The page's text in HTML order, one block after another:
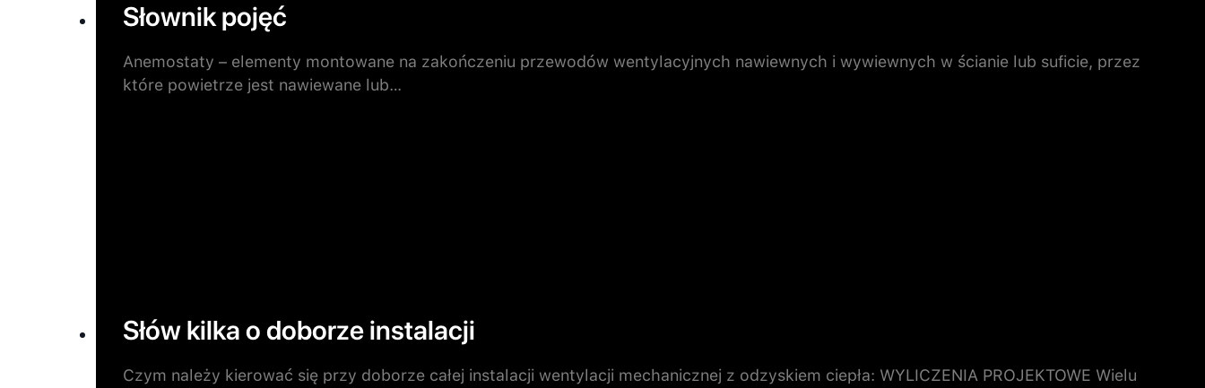
Słownik pojęć
Anemostaty – elementy montowane na zakończeniu przewodów wentylacyjnych nawiewnych i wywiewnych w ścianie lub suficie, przez
które powietrze jest nawiewane lub…
Słów kilka o doborze instalacji
Czym należy kierować się przy doborze całej instalacji wentylacji mechanicznej z odzyskiem ciepła: WYLICZENIA PROJEKTOWE Wielu